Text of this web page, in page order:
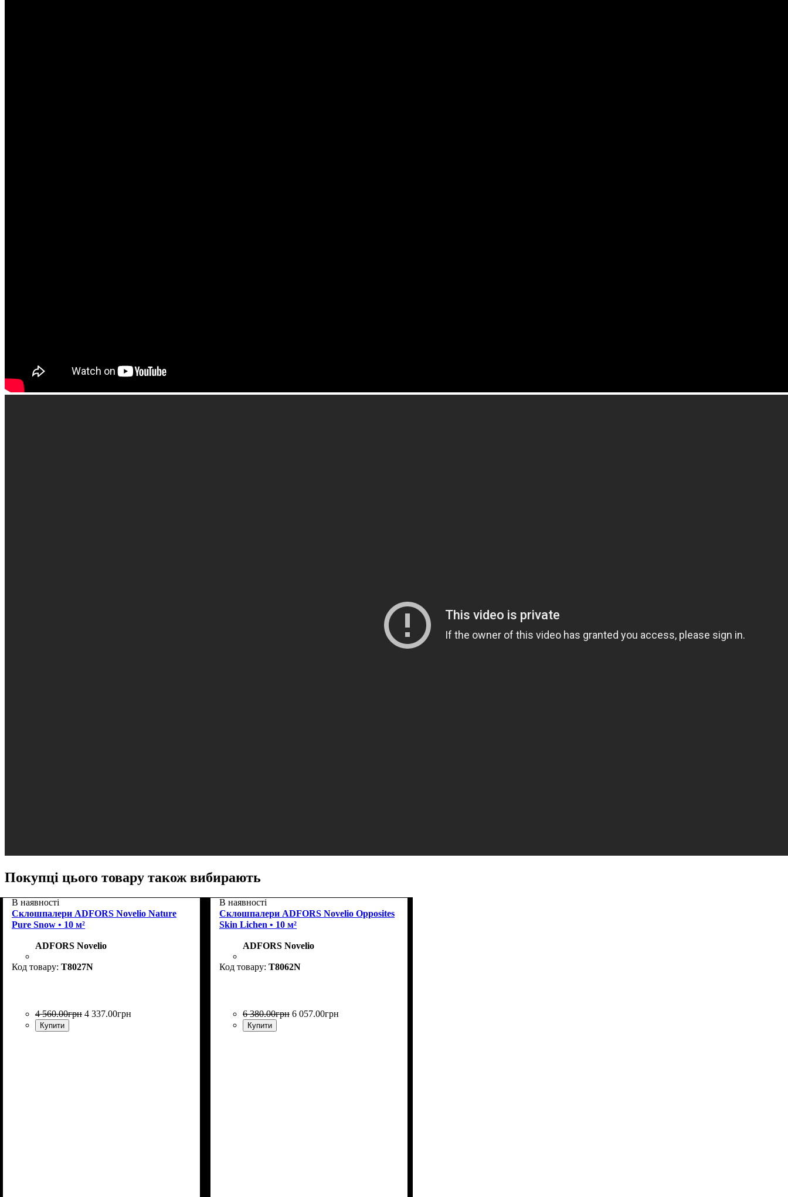
Покупці цього товару також вибирають
В наявності
Склошпалери ADFORS Novelio Nature
Pure Snow • 10 м²
ADFORS Novelio
T8027N
4 560.00грн 4 337.00грн
Купити
В наявності
Склошпалери ADFORS Novelio Opposites
Skin Lichen • 10 м²
ADFORS Novelio
T8062N
6 380.00грн 6 057.00грн
Купити